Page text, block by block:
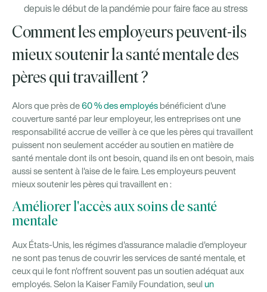
depuis le début de la pandémie pour faire face au stress
Comment les employeurs peuvent-ils
mieux soutenir la santé mentale des
pères qui travaillent ?
Alors que près de60 % des employés bénéficient d'une
couverture santé par leur employeur, les entreprises ont une
responsabilité accrue de veiller à ce que les pères qui travaillent
puissent non seulement accéder au soutien en matière de
santé mentale dont ils ont besoin, quand ils en ont besoin, mais
aussi se sentent à l'aise de le faire. Les employeurs peuvent
mieux soutenir les pères qui travaillent en :
Améliorer l'accès aux soins de santé
mentale
Aux États-Unis, les régimes d'assurance maladie d'employeur
ne sont pas tenus de couvrir les services de santé mentale, et
ceux qui le font n'offrent souvent pas un soutien adéquat aux
employés. Selon la Kaiser Family Foundation, seul un